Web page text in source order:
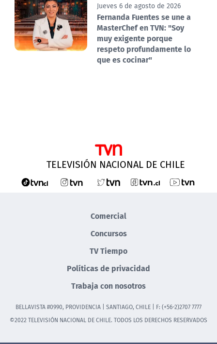
Jueves 6 de agosto de 2026
Fernanda Fuentes se une a
MasterChef en TVN: "Soy
muy exigente porque
respeto profundamente lo
que es cocinar"
TELEVISIÓN NACIONAL DE CHILE
Comercial
Concursos
TV Tiempo
Políticas de privacidad
Trabaja con nosotros
BELLAVISTA #0990, PROVIDENCIA | SANTIAGO, CHILE | F: (+56-2)2707 7777
©2022 TELEVISIÓN NACIONAL DE CHILE. TODOS LOS DERECHOS RESERVADOS